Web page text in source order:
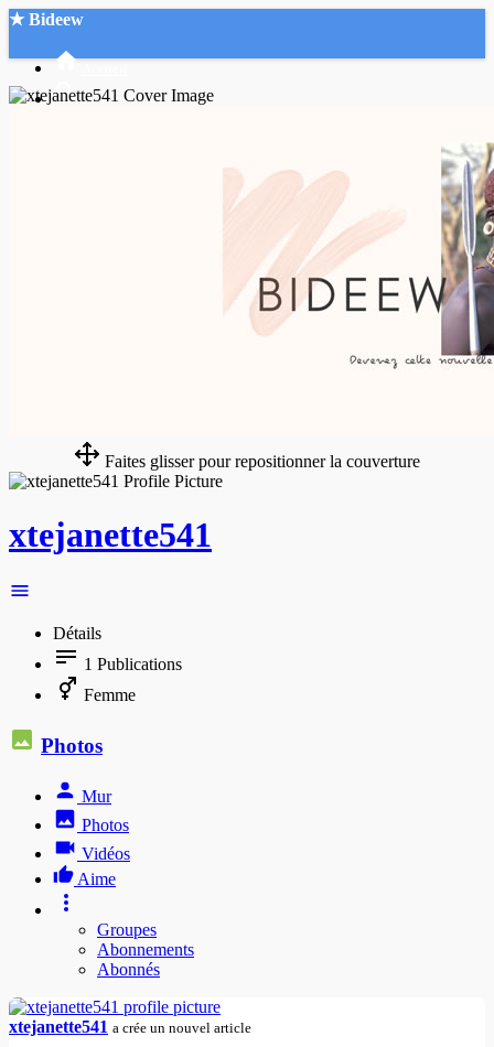
★ Bideew
Faites glisser pour repositionner la couverture
xtejanette541
Détails
1 Publications
Femme
Photos
Mur
Photos
Vidéos
Aime
Groupes
Abonnements
Abonnés
xtejanette541 a crée un nouvel article